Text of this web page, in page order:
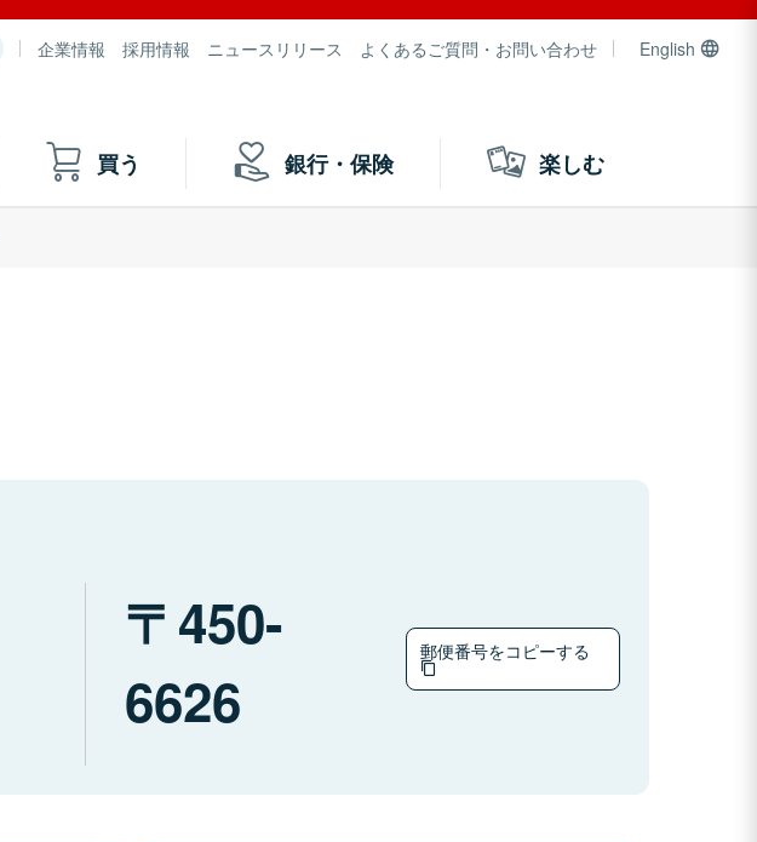
企業情報 採用情報 ニュースリリース よくあるご質問・お問い合わせ English
買う 銀行・保険 楽しむ
450-
6626
郵便番号をコピーする